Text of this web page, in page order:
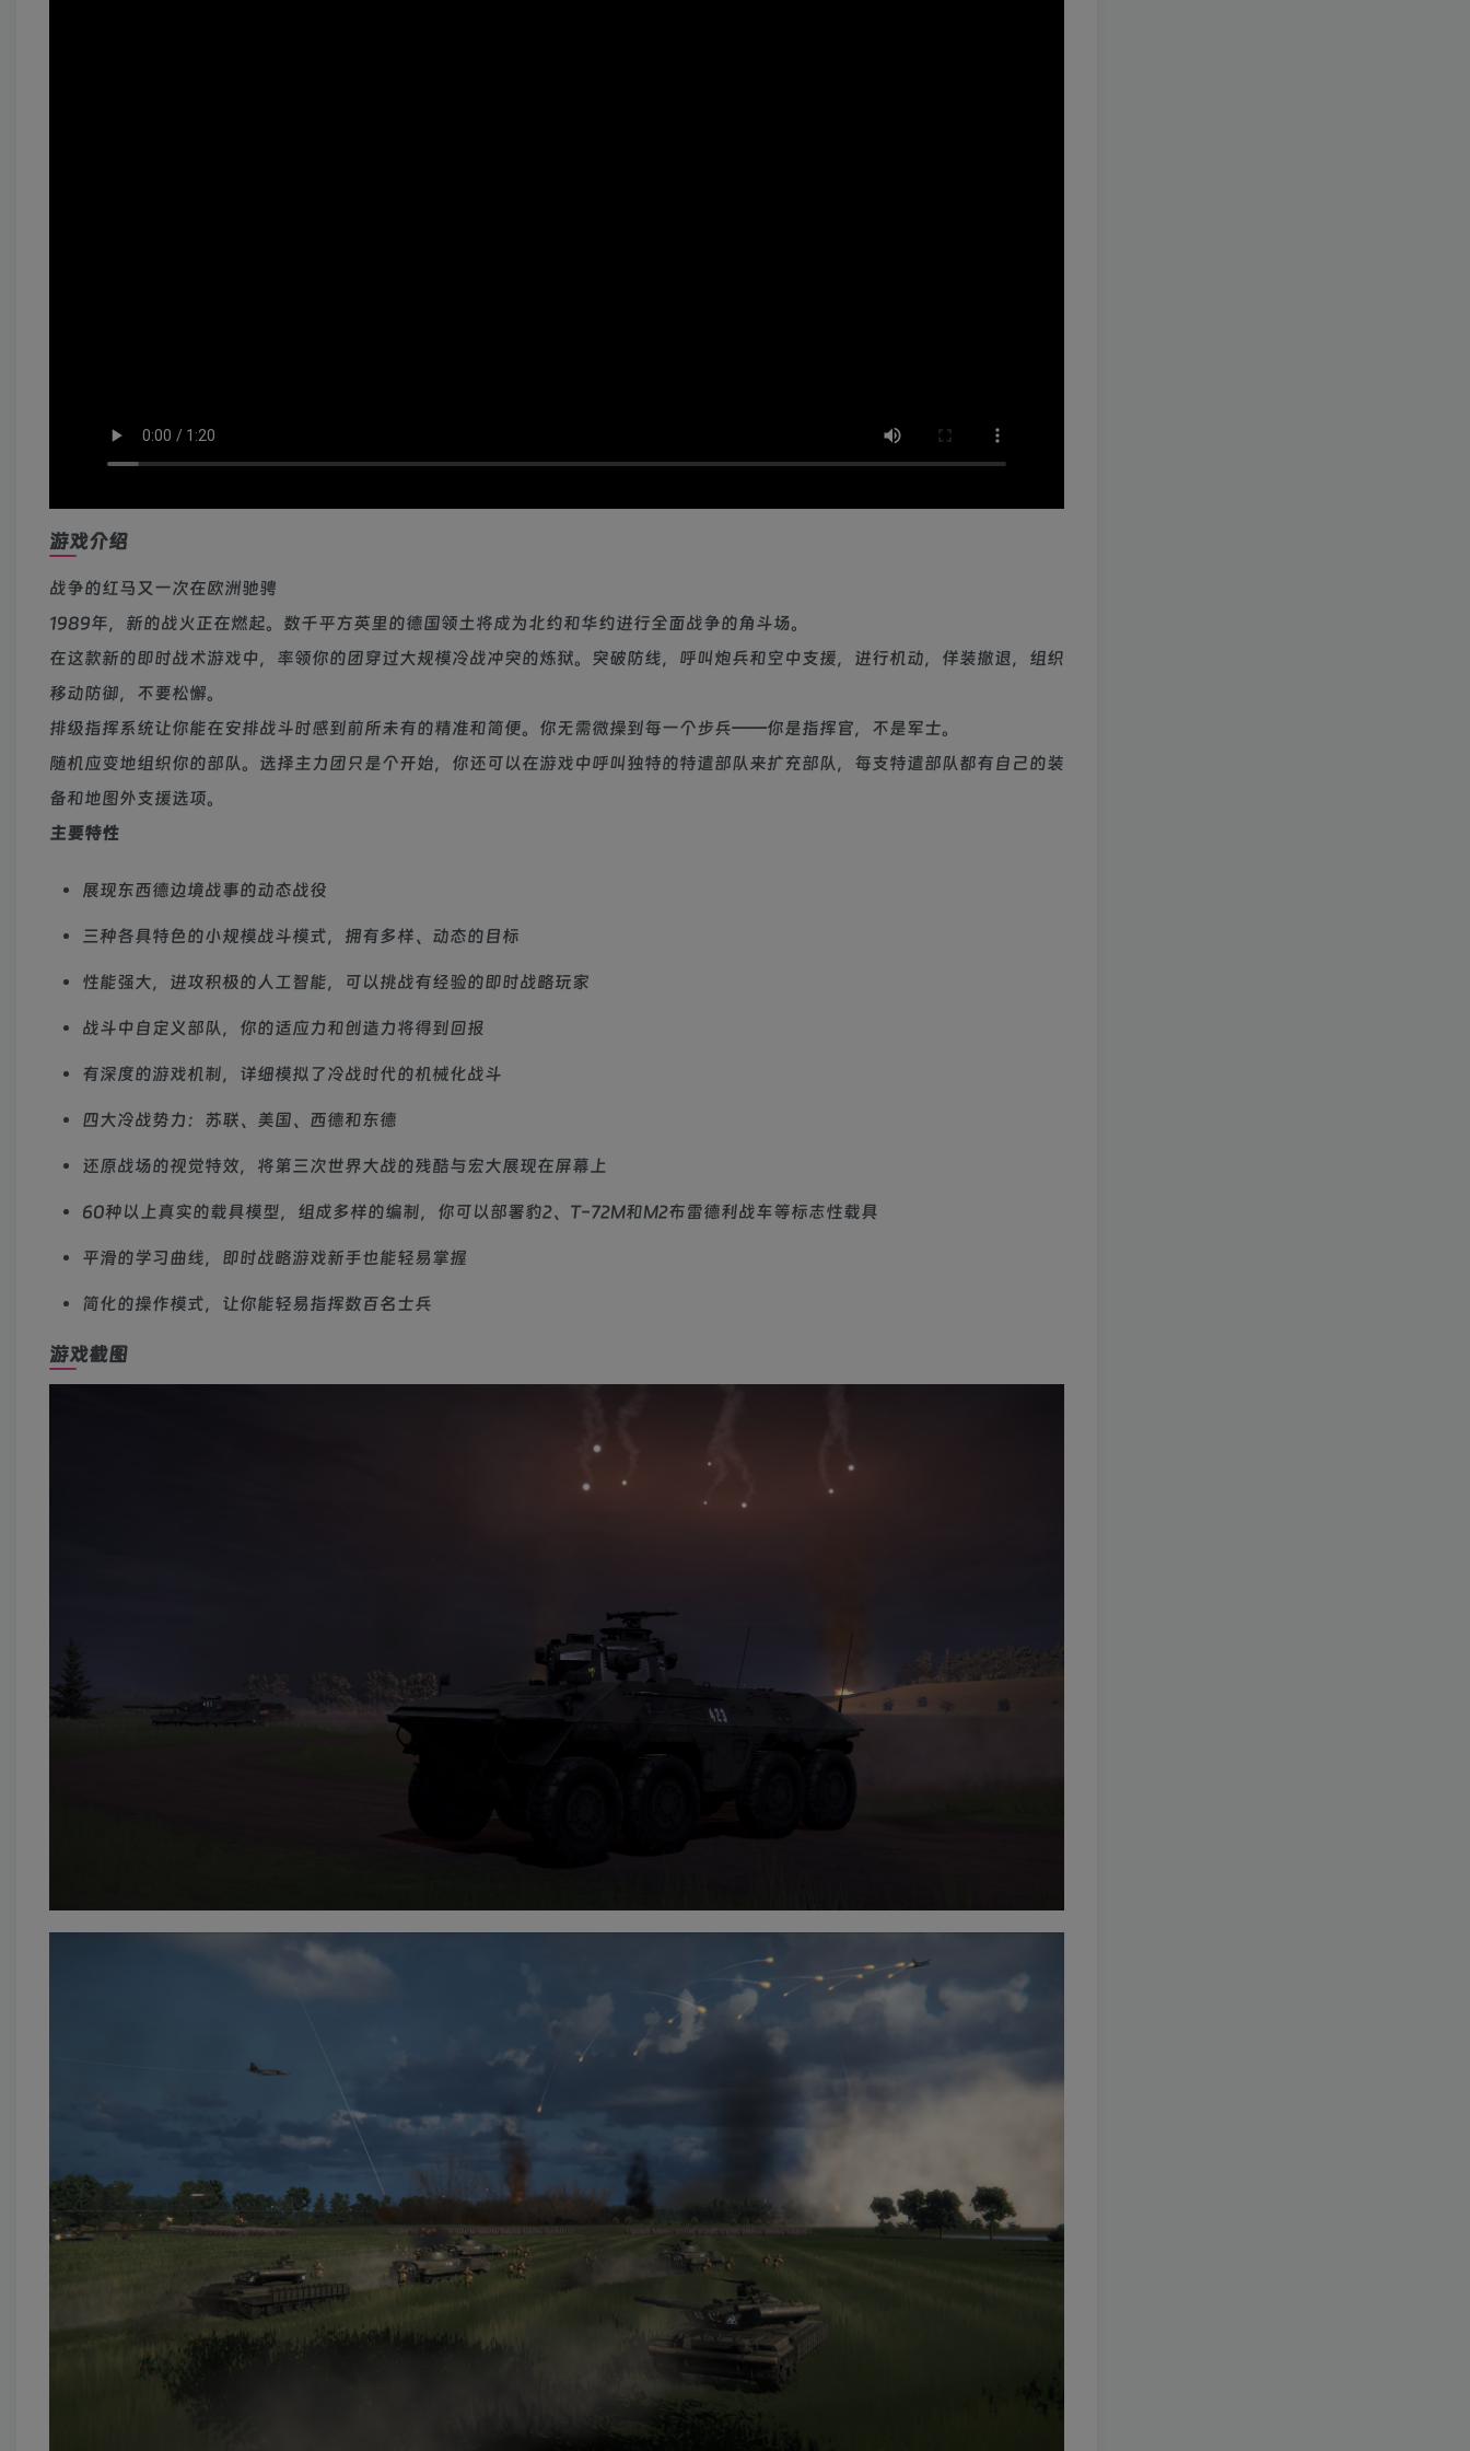
游戏介绍
战争的红马又一次在欧洲驰骋
1989年，新的战火正在燃起。数千平方英里的德国领土将成为北约和华约进行全面战争的角斗场。
在这款新的即时战术游戏中，率领你的团穿过大规模冷战冲突的炼狱。突破防线，呼叫炮兵和空中支援，进行机动，佯装撤退，组织
移动防御，不要松懈。
排级指挥系统让你能在安排战斗时感到前所未有的精准和简便。你无需微操到每一个步兵——你是指挥官，不是军士。
随机应变地组织你的部队。选择主力团只是个开始，你还可以在游戏中呼叫独特的特遣部队来扩充部队，每支特遣部队都有自己的装
备和地图外支援选项。
主要特性
展现东西德边境战事的动态战役
三种各具特色的小规模战斗模式，拥有多样、动态的目标
性能强大，进攻积极的人工智能，可以挑战有经验的即时战略玩家
战斗中自定义部队，你的适应力和创造力将得到回报
有深度的游戏机制，详细模拟了冷战时代的机械化战斗
四大冷战势力：苏联、美国、西德和东德
还原战场的视觉特效，将第三次世界大战的残酷与宏大展现在屏幕上
60种以上真实的载具模型，组成多样的编制，你可以部署豹2、T-72M和M2布雷德利战车等标志性载具
平滑的学习曲线，即时战略游戏新手也能轻易掌握
简化的操作模式，让你能轻易指挥数百名士兵
游戏截图